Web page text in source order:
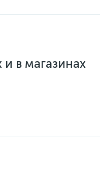
в магазинах